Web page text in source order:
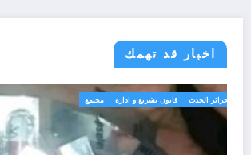
اخبار قد تهمك
الجزائر الحدث قانون تشريع و ادارة مجتمع